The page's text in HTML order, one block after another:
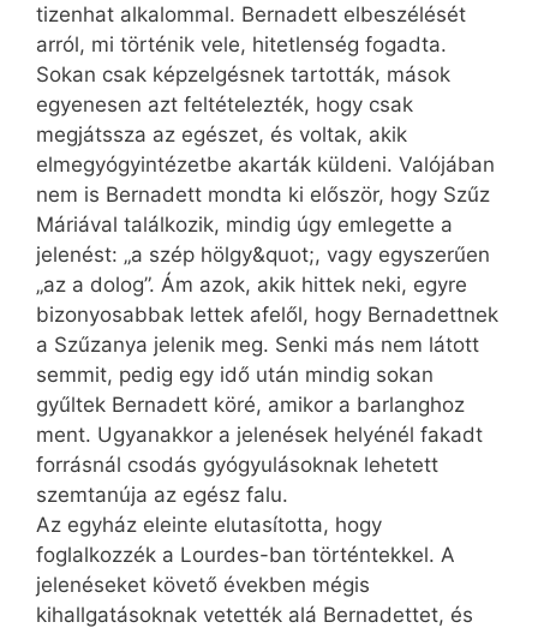
tizenhat alkalommal. Bernadett elbeszélését
arról, mi történik vele, hitetlenség fogadta.
Sokan csak képzelgésnek tartották, mások
egyenesen azt feltételezték, hogy csak
megjátssza az egészet, és voltak, akik
elmegyógyintézetbe akarták küldeni. Valójában
nem is Bernadett mondta ki először, hogy Szűz
Máriával találkozik, mindig úgy emlegette a
jelenést: „a szép hölgy&quot;, vagy egyszerűen
„az a dolog”. Ám azok, akik hittek neki, egyre
bizonyosabbak lettek afelől, hogy Bernadettnek
a Szűzanya jelenik meg. Senki más nem látott
semmit, pedig egy idő után mindig sokan
gyűltek Bernadett köré, amikor a barlanghoz
ment. Ugyanakkor a jelenések helyénél fakadt
forrásnál csodás gyógyulásoknak lehetett
szemtanúja az egész falu.
Az egyház eleinte elutasította, hogy
foglalkozzék a Lourdes-ban történtekkel. A
jelenéseket követő években mégis
kihallgatásoknak vetették alá Bernadettet, és